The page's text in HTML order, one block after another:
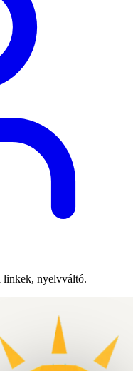
linkek, nyelvváltó.